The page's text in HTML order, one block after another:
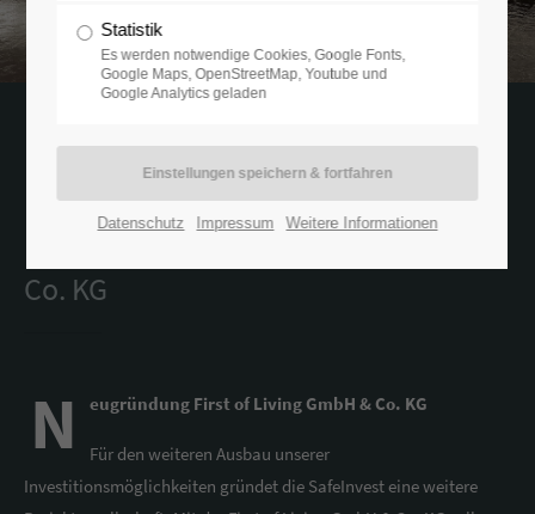
01.09.2022 10:08 von Ramfort
Co. KG
N eugründung First of Living GmbH & Co. KG
Für den weiteren Ausbau unserer
Investitionsmöglichkeiten gründet die SafeInvest eine weitere
Statistik
Es werden notwendige Cookies, Google Fonts,
Google Maps, OpenStreetMap, Youtube und
Google Analytics geladen
Datenschutz Impressum Weitere Informationen